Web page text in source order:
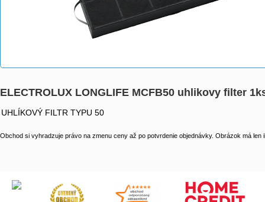
ELECTROLUX LONGLIFE MCFB50 uhlikovy filter
UHLÍKOVÝ FILTR TYPU 50
Obchod si vyhradzuje právo na zmenu ceny až po potvrdenie objednávky. Obrázok má len